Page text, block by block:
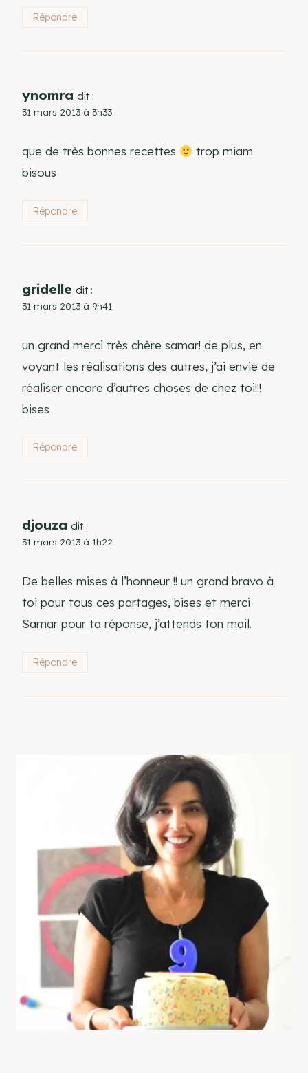
Répondre
ynomra dit :
31 mars 2013 à 3h33
que de très bonnes recettes
trop miam
bisous
Répondre
gridelle dit :
31 mars 2013 à 9h41
un grand merci très chère samar! de plus, en
voyant les réalisations des autres, j’ai envie de
réaliser encore d’autres choses de chez toi!!!
bises
Répondre
djouza dit :
31 mars 2013 à 1h22
De belles mises à l’honneur !! un grand bravo à
toi pour tous ces partages, bises et merci
Samar pour ta réponse, j’attends ton mail.
Répondre